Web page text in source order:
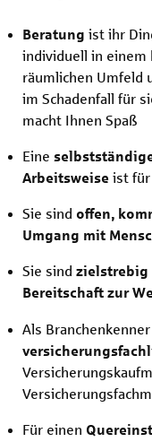
Beratung ist ihr
individuell in einem
räumlichen Umfeld
im Schadenfall für
macht Ihnen Spaß
Eine
Arbeitsweise ist für
Sie sind offen,
Umgang mit
Sie sindzielstrebig
Bereitschaft zur
Als
Für einen